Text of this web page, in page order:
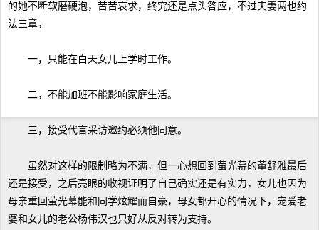
的她不断软磨硬泡，苦苦哀求，终究还是点头答应，不过夫妻两也约
法三章，
一，只能在白天女儿上学时工作。
二，不能加班不能影响家庭生活。
三，接受代言采访邀约必须他同意。
虽然对这样的限制略为不满，但一心想回到萤光幕的董舒雅最后
还是接受，之后亮眼的收视证明了自己确实还是有实力，女儿也因为
母亲重回萤光幕能和同学炫耀而自豪，母女都开心的情况下，宠爱老
婆和女儿的老公杨伟汉也只好从反对转为支持。